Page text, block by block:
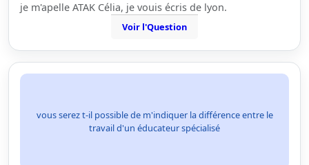
je m'apelle ATAK Célia, je vouis écris de lyon.
Voir l'Question
vous serez t-il possible de m'indiquer la différence entre le
travail d'un éducateur spécialisé